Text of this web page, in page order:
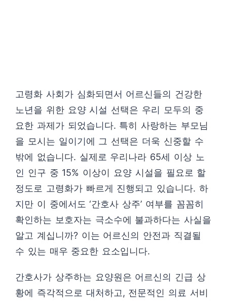
고령화 사회가 심화되면서 어르신들의 건강한
노년을 위한 요양 시설 선택은 우리 모두의 중
요한 과제가 되었습니다. 특히 사랑하는 부모님
을 모시는 일이기에 그 선택은 더욱 신중할 수
밖에 없습니다. 실제로 우리나라 65세 이상 노
인 인구 중 15% 이상이 요양 시설을 필요로 할
정도로 고령화가 빠르게 진행되고 있습니다. 하
지만 이 중에서도 ‘간호사 상주’ 여부를 꼼꼼히
확인하는 보호자는 극소수에 불과하다는 사실을
알고 계십니까? 이는 어르신의 안전과 직결될
수 있는 매우 중요한 요소입니다.
간호사가 상주하는 요양원은 어르신의 긴급 상
황에 즉각적으로 대처하고, 전문적인 의료 서비